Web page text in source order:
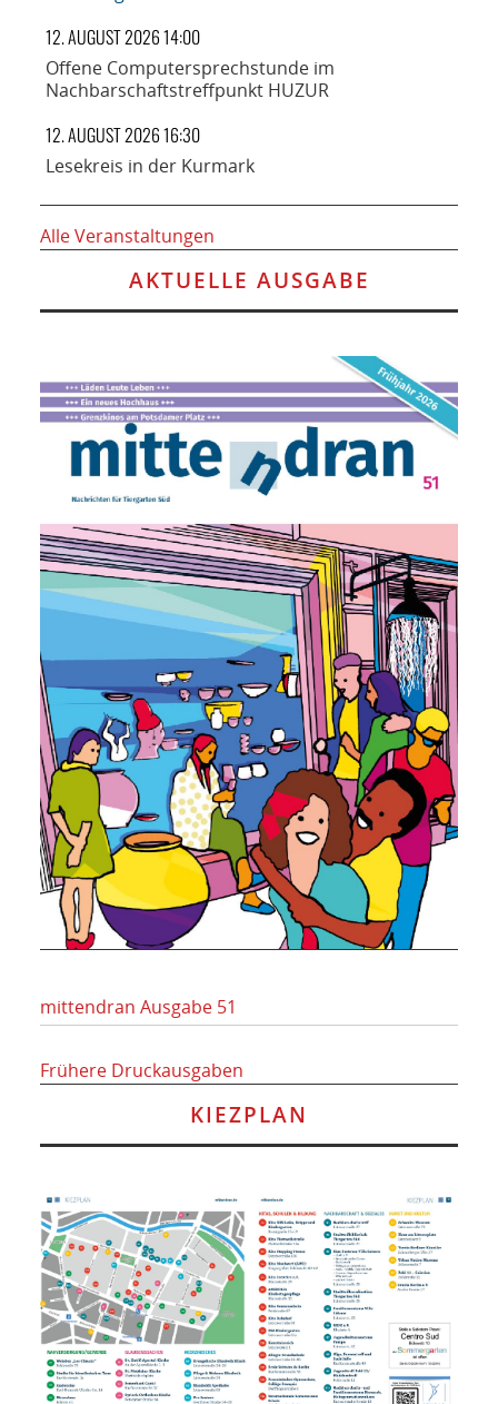
12. AUGUST 2026 14:00
Offene Computersprechstunde im
Nachbarschaftstreffpunkt HUZUR
12. AUGUST 2026 16:30
Lesekreis in der Kurmark
Alle Veranstaltungen
AKTUELLE AUSGABE
mittendran Ausgabe 51
Frühere Druckausgaben
KIEZPLAN